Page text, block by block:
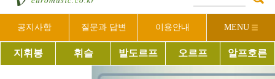
공지사항 질문과 답변 이용안내 MENU
지휘봉 휘슬 발도르프 오르프 알프호른